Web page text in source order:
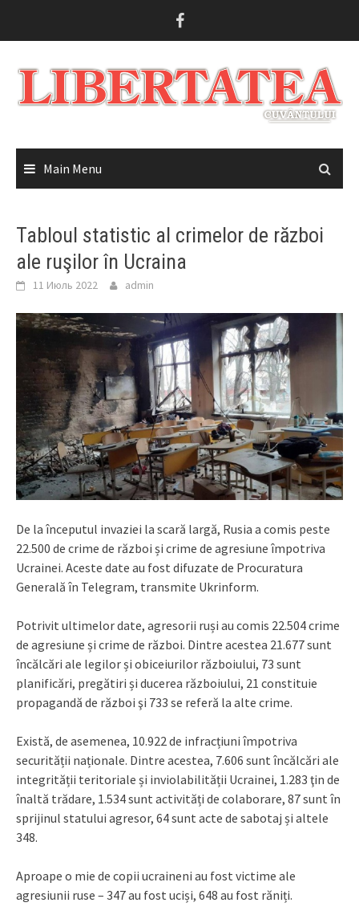
Main Menu
Tabloul statistic al crimelor de război
ale ruşilor în Ucraina
11 Июль 2022 admin
De la începutul invaziei la scară largă, Rusia a comis peste
22.500 de crime de război și crime de agresiune împotriva
Ucrainei. Aceste date au fost difuzate de Procuratura
Generală în Telegram, transmite Ukrinform.
Potrivit ultimelor date, agresorii ruși au comis 22.504 crime
de agresiune și crime de război. Dintre acestea 21.677 sunt
încălcări ale legilor și obiceiurilor războiului, 73 sunt
planificări, pregătiri și ducerea războiului, 21 constituie
propagandă de război şi 733 se referă la alte crime.
Există, de asemenea, 10.922 de infracțiuni împotriva
securității naționale. Dintre acestea, 7.606 sunt încălcări ale
integrității teritoriale și inviolabilității Ucrainei, 1.283 ţin de
înaltă trădare, 1.534 sunt activități de colaborare, 87 sunt în
sprijinul statului agresor, 64 sunt acte de sabotaj și altele
348.
Aproape o mie de copii ucraineni au fost victime ale
agresiunii ruse – 347 au fost uciși, 648 au fost răniți.